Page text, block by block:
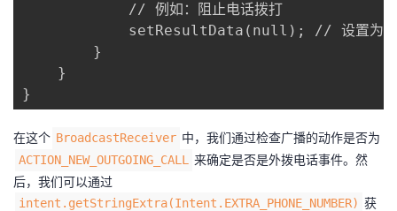
课
程
的
认
我
的
我
术
支
云
声
            // 例如：阻止电话拨打
setResultData(null); // 设置为
        }
    }
}
在这个​ ​BroadcastReceiver​ ​中，我们通过检查广播的动作是否为​
​ACTION_NEW_OUTGOING_CALL​
​来确定是否是外拨电话事件。然
后，我们可以通过​
​intent.getStringExtra(Intent.EXTRA_PHONE_NUMBER)​ ​获